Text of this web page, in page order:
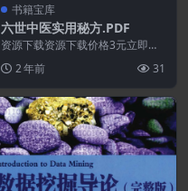
书籍宝库
六世中医实用秘方.PDF
资源下载资源下载价格3元立即购
买 或 ...
2 年前 31